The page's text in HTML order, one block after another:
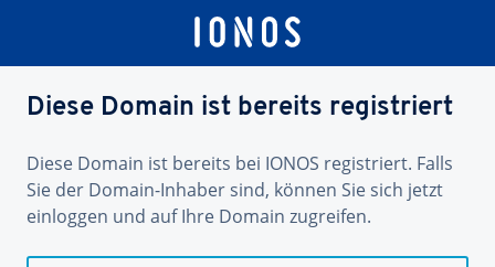
Diese Domain ist bereits registriert
Diese Domain ist bereits bei IONOS registriert. Falls
Sie der Domain-Inhaber sind, können Sie sich jetzt
einloggen und auf Ihre Domain zugreifen.